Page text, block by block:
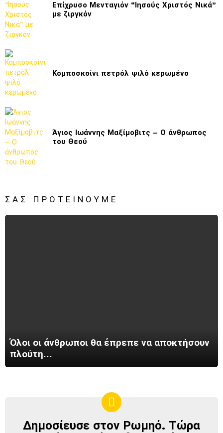
Επίχρυσο Μενταγιόν “Ιησούς Χριστός Νικά”
με ζιργκόν
Κομποσκοίνι πετρόλ ψιλό κερωμένο
Άγιος Ιωάννης Μαξίμοβιτς – Ο άνθρωπος
του Θεού
ΣΑΣ ΠΡΟΤΕΊΝΟΥΜΕ
Όλοι οι άνθρωποι θα έπρεπε να αποκτήσουν
πλούτη…
ΔΗΜΟΣΊΕΥΣΕ
Δημοσίευσε στον Ρωμηό. Τώρα